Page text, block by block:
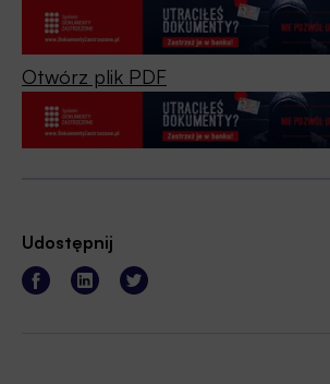
Otwórz plik PDF
Udostępnij